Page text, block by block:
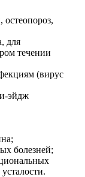
остеопороз,
для
течении
(вирус
эйдж
болезней;